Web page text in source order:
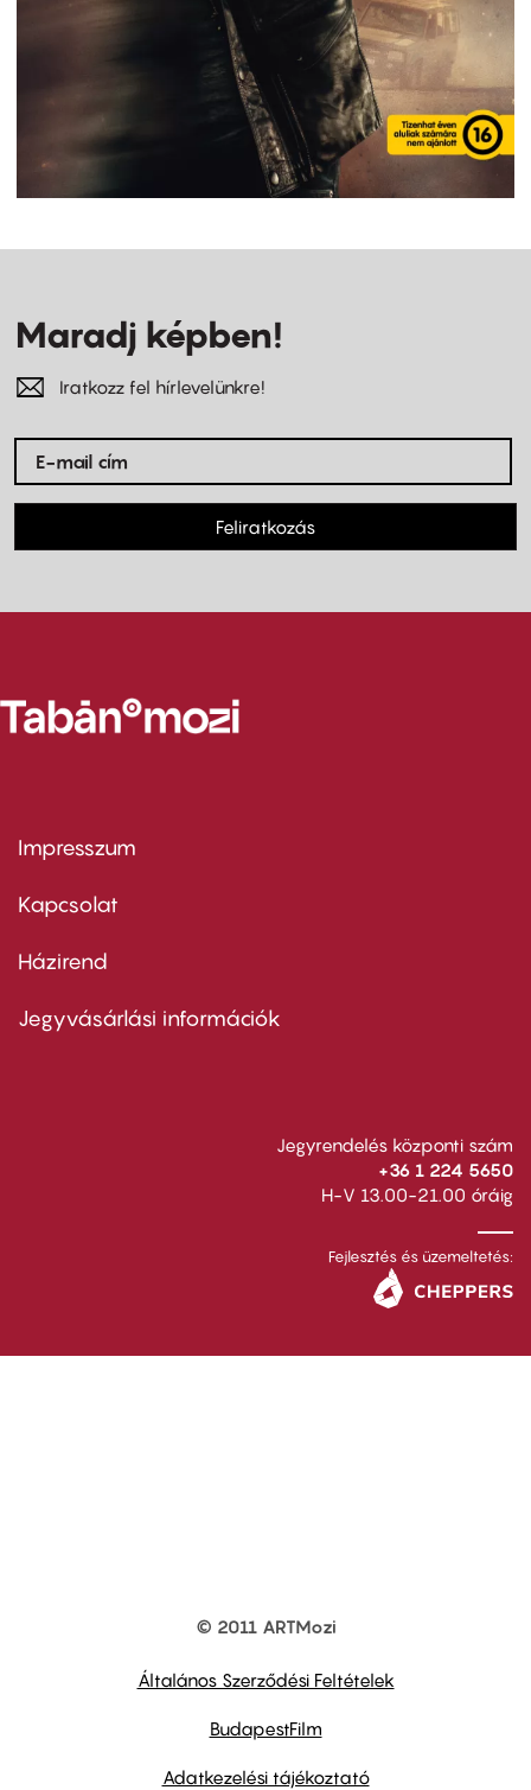
Maradj képben!
Iratkozz fel hírlevelünkre!
Feliratkozás
Footer
first
Impresszum
Kapcsolat
Footer
second
Házirend
Jegyvásárlási információk
Jegyrendelés központi szám
+36 1 224 5650
H-V 13.00-21.00 óráig
Fejlesztés és üzemeltetés:
© 2011 ARTMozi
Általános Szerződési Feltételek
BudapestFilm
Adatkezelési tájékoztató